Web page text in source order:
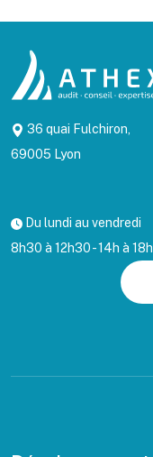
36 quai Fulchiron,
69005 Lyon
Du lundi au vendredi
8h30 à 12h30 - 14h à 18h